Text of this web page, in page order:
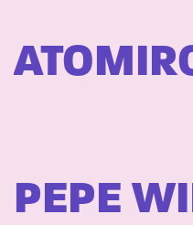
PEPE